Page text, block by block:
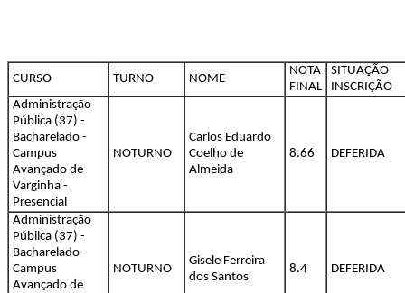
CURSO TURNO NOME
NOTA
FINAL
SITUAÇÃO
INSCRIÇÃO
Administração
Pública (37) -
Bacharelado -
Campus
Avançado de
Varginha -
Presencial
NOTURNO
Carlos Eduardo
Coelho de
Almeida
8.66 DEFERIDA
Administração
Pública (37) -
Bacharelado -
Campus
Avançado de
NOTURNO
Gisele Ferreira
dos Santos
8.4 DEFERIDA